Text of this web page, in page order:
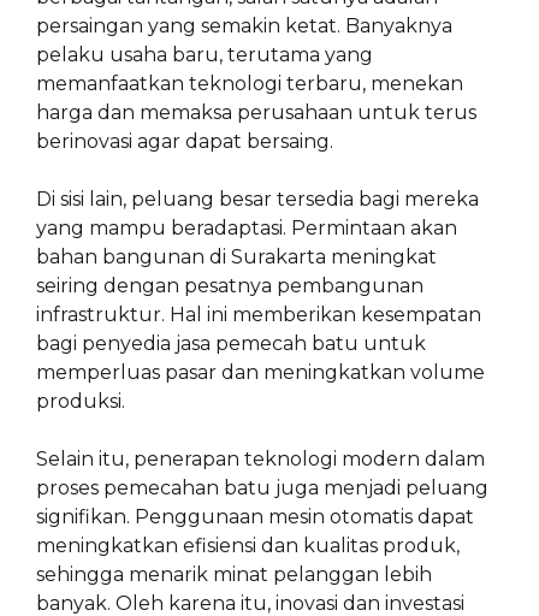
persaingan yang semakin ketat. Banyaknya
pelaku usaha baru, terutama yang
memanfaatkan teknologi terbaru, menekan
harga dan memaksa perusahaan untuk terus
berinovasi agar dapat bersaing.
Di sisi lain, peluang besar tersedia bagi mereka
yang mampu beradaptasi. Permintaan akan
bahan bangunan di Surakarta meningkat
seiring dengan pesatnya pembangunan
infrastruktur. Hal ini memberikan kesempatan
bagi penyedia jasa pemecah batu untuk
memperluas pasar dan meningkatkan volume
produksi.
Selain itu, penerapan teknologi modern dalam
proses pemecahan batu juga menjadi peluang
signifikan. Penggunaan mesin otomatis dapat
meningkatkan efisiensi dan kualitas produk,
sehingga menarik minat pelanggan lebih
banyak. Oleh karena itu, inovasi dan investasi